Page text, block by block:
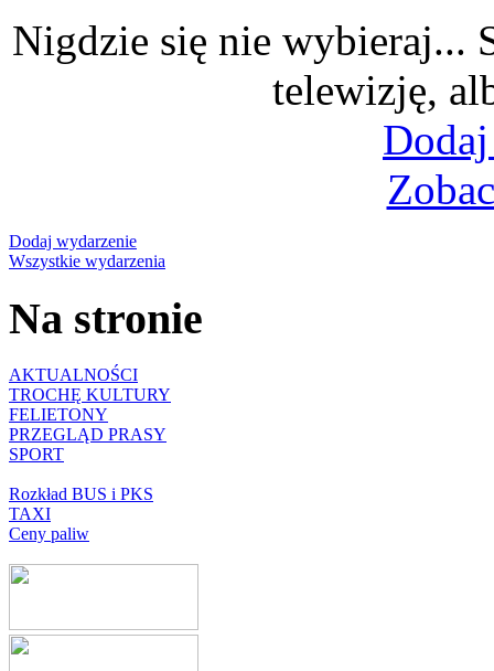
Nigdzie się nie wybieraj...
telewizję,
Dodaj wydarzenie
Wszystkie wydarzenia
Na stronie
AKTUALNOŚCI
TROCHĘ KULTURY
FELIETONY
PRZEGLĄD PRASY
SPORT
Rozkład BUS i PKS
TAXI
Ceny paliw